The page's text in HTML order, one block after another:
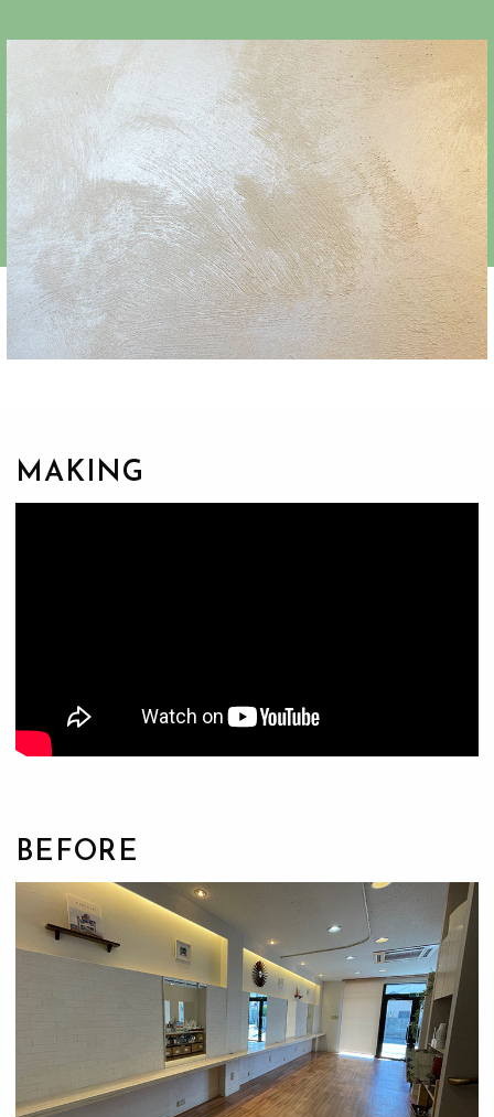
MAKING
BEFORE